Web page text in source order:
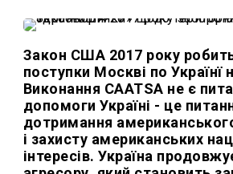
Закон США 2017 року
поступки Москві по Українї
Виконання CAATSA не є
допомоги Україні - це
дотримання
і захисту американських
інтересів. Україна